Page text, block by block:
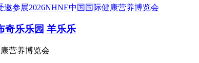
邀参展2026NHNE中国国际健康营养博览会
奇乐乐园 羊乐乐
营养博览会